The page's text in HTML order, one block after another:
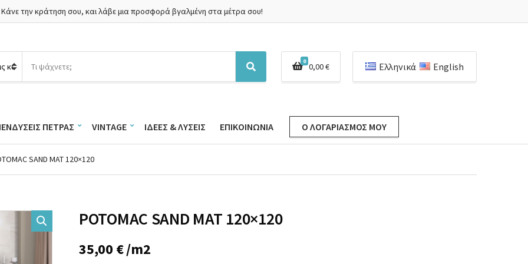
Κάνε την κράτηση σου, και λάβε μια προσφορά βγαλμένη στα μέτρα σου!
α
η
π
ρ
ό
Α
ν
τ
η
0
0,00€ Ελληνικά English
ΠΈΤΡΑΣ VINTAGE ΙΔΈΕΣ & ΛΎΣΕΙΣ ΕΠΙΚΟΙΝΩΝΊΑ Ο ΛΟΓΑΡΙΑΣΜΌΣ ΜΟΥ
SAND MAT 120×120
POTOMAC SAND MAT 120×120
35,00 €/m2